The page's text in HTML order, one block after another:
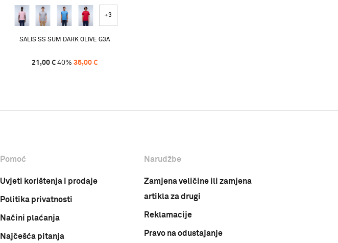
+3
SALIS SS SUM DARK OLIVE G3A
21,00 € 40% 35,00€
Pomoć
Uvjeti korištenja i prodaje
Politika privatnosti
Načini plaćanja
Najčešća pitanja
Narudžbe
Zamjena veličine ili zamjena
artikla za drugi
Reklamacije
Pravo na odustajanje